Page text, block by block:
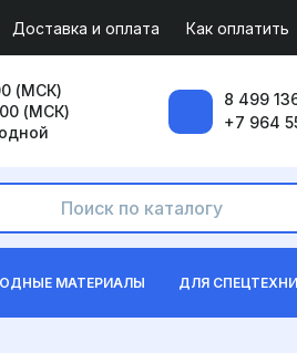
Доставка и оплата Как оплатить
(МСК)
(МСК)
8 499
+7 964
МАТЕРИАЛЫ ДЛЯ